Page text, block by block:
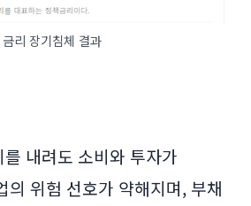
리 장기침체 결과
내려도 소비와 투자가
의 위험 선호가 약해지며, 부채